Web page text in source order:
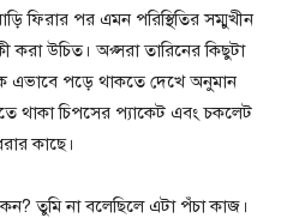
ফিরার পর এমন পরিস্থিতির সম্মুখীন
করা উচিত। অপ্সরা তারিনের কিছুটা
এভাবে পড়ে থাকতে দেখে অনুমান
থাকা চিপসের প্যাকেট এবং চকলেট
কাছে।
তুমি না বলেছিলে এটা পঁচা কাজ।